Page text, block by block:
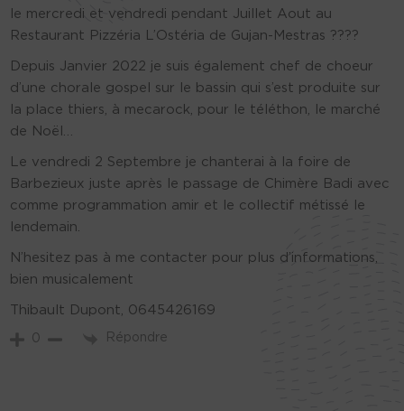
le mercredi et vendredi pendant Juillet Aout au
Restaurant Pizzéria L’Ostéria de Gujan-Mestras ????
Depuis Janvier 2022 je suis également chef de choeur
d’une chorale gospel sur le bassin qui s’est produite sur
la place thiers, à mecarock, pour le téléthon, le marché
de Noël…
Le vendredi 2 Septembre je chanterai à la foire de
Barbezieux juste après le passage de Chimère Badi avec
comme programmation amir et le collectif métissé le
lendemain.
N’hesitez pas à me contacter pour plus d’informations,
bien musicalement
Thibault Dupont, 0645426169
0 Répondre